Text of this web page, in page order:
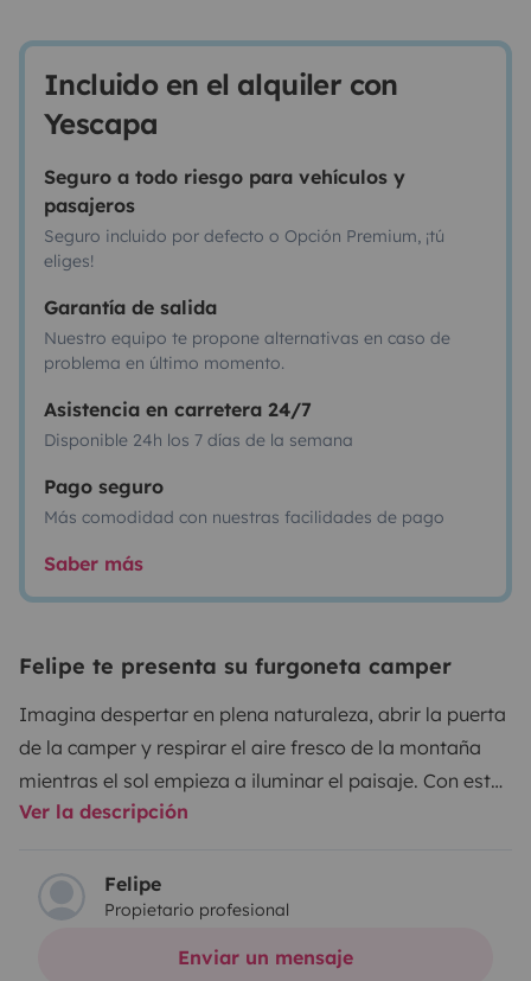
Incluido en el alquiler con
Yescapa
Seguro a todo riesgo para vehículos y
pasajeros
Seguro incluido por defecto o Opción Premium, ¡tú
eliges!
Garantía de salida
Nuestro equipo te propone alternativas en caso de
problema en último momento.
Asistencia en carretera 24/7
Disponible 24h los 7 días de la semana
Pago seguro
Más comodidad con nuestras facilidades de pago
Saber más
Felipe te presenta su furgoneta camper
Imagina despertar en plena naturaleza, abrir la puerta
de la camper y respirar el aire fresco de la montaña
mientras el sol empieza a iluminar el paisaje. Con esta
camper totalmente equipada, cada viaje se convierte
disponibilidad de auto check-in con mucha flexibilidad
de horario.Nuestra camper está pensada para que
solo tengas que preocuparte de disfrutar del camino.
Ver la descripción
Felipe
Propietario profesional
Enviar un mensaje